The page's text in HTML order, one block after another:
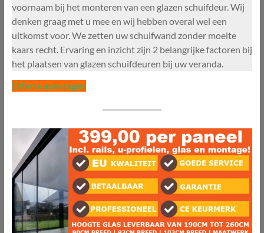
voornaam bij het monteren van een glazen schuifdeur. Wij
denken graag met u mee en wij hebben overal wel een
uitkomst voor. We zetten uw schuifwand zonder moeite
kaars recht. Ervaring en inzicht zijn 2 belangrijke factoren bij
het plaatsen van glazen schuifdeuren bij uw veranda.
Offerte aanvragen